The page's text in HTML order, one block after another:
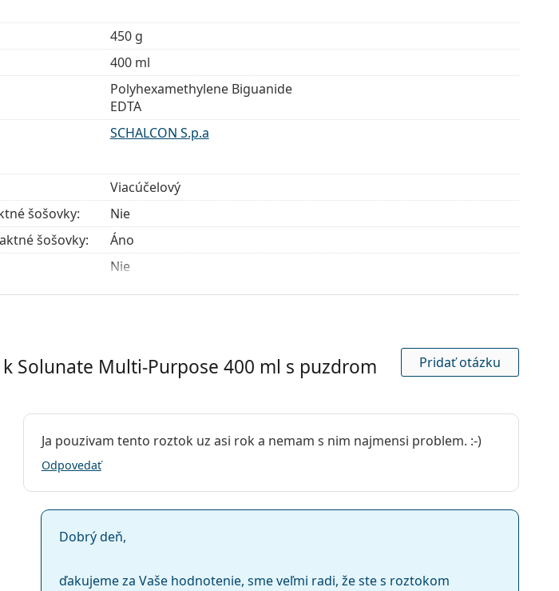
450 g
400 ml
Polyhexamethylene Biguanide
EDTA
SCHALCON S.p.a
Viacúčelový
šošovky:
Nie
šošovky:
Áno
Nie
Najmenej 29 mesiacov
1
Príslušenstvo
Solunate Multi-Purpose 400 ml s puzdrom Pridať otázku
Ja pouzivam tento roztok uz asi rok a nemam s nim najmensi problem. :-)
Odpovedať
Dobrý deň,
ďakujeme za Vaše hodnotenie, sme veľmi radi, že ste s roztokom